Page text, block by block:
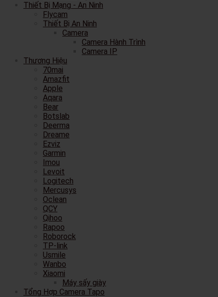
Thiết Bị Mạng - An Ninh
Flycam
Thiết Bị An Ninh
Camera
Camera Hành Trình
Camera IP
Thương Hiệu
70mai
Amazfit
Apple
Aqara
Bear
Botslab
Deerma
Dreame
Ezviz
Garmin
Imou
Levoit
Logitech
Mercusys
Oclean
QCY
Qihoo
Rapoo
Roborock
TP-link
Usmile
Wanbo
Xiaomi
Máy sấy giày
Tổng Hợp Camera Tapo